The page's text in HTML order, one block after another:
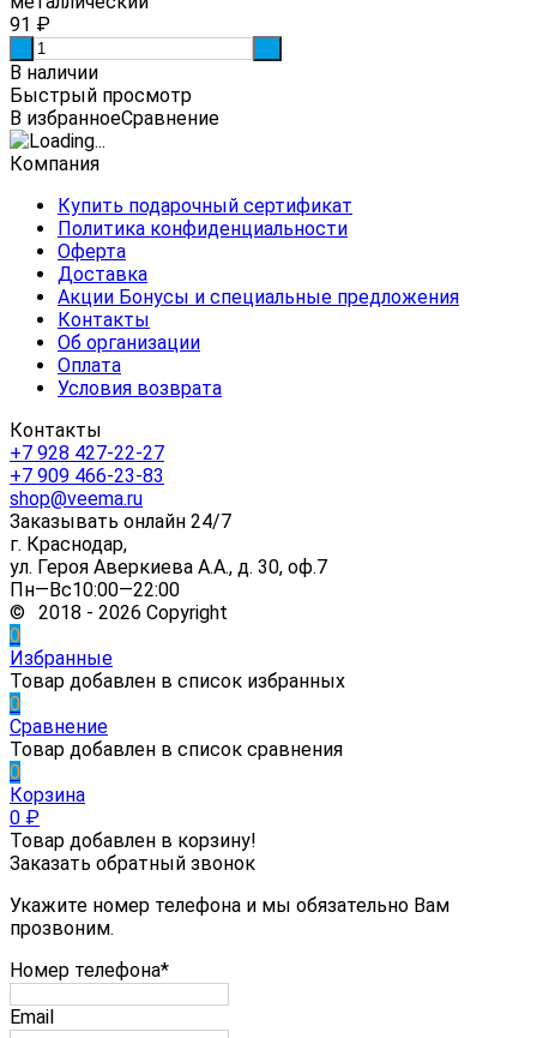
91 ₽
В наличии
Быстрый просмотр
В избранноеСравнение
Компания
Купить подарочный сертификат
Политика конфиденциальности
Оферта
Доставка
Акции Бонусы и специальные предложения
Контакты
Об организации
Оплата
Условия возврата
Контакты
+7 928 427-22-27
+7 909 466-23-83
shop@veema.ru
Заказывать онлайн 24/7
г. Краснодар,
ул. Героя Аверкиева А.А., д. 30, оф.7
Пн—Вс10:00—22:00
© 2018 - 2026 Copyright
0
Избранные
Товар добавлен в список избранных
0
Сравнение
Товар добавлен в список сравнения
0
Корзина
0 ₽
Товар добавлен в корзину!
Заказать обратный звонок
Укажите номер телефона и мы обязательно Вам
прозвоним.
Номер телефона*
Email